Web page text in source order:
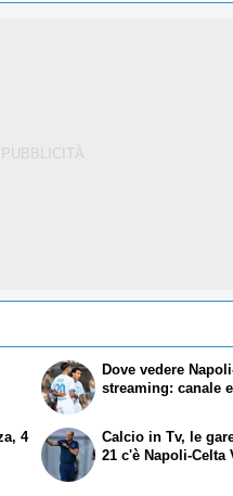
4
Dove vedere
streaming: canale
Calcio in Tv, le
21 c'è Napoli-Celta